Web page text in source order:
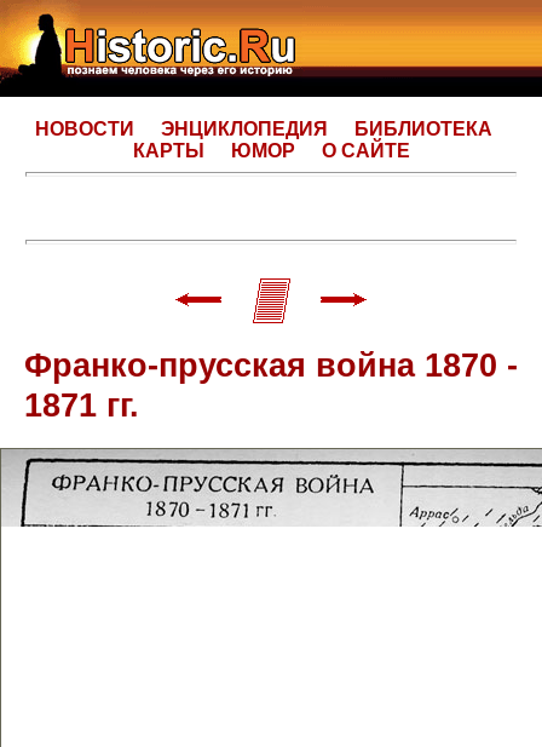
НОВОСТИ ЭНЦИКЛОПЕДИЯ
БИБЛИОТЕКА
КАРТЫ
ЮМОР О САЙТЕ
Франко-прусская война 1870 -
1871 гг.